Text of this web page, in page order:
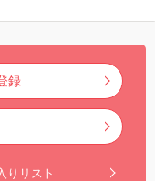
録
りリスト